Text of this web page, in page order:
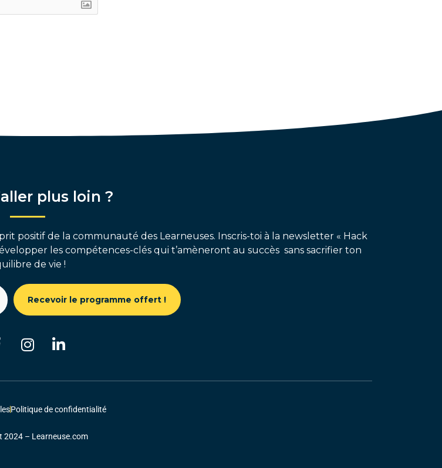
plus loin ?
positif de la communauté des Learneuses. Inscris-toi à la newsletter « Hack
les compétences-clés qui t’amèneront au succès sans sacrifier ton
de vie !
Recevoir le programme offert !
Politique de confidentialité
2024 – Learneuse.com